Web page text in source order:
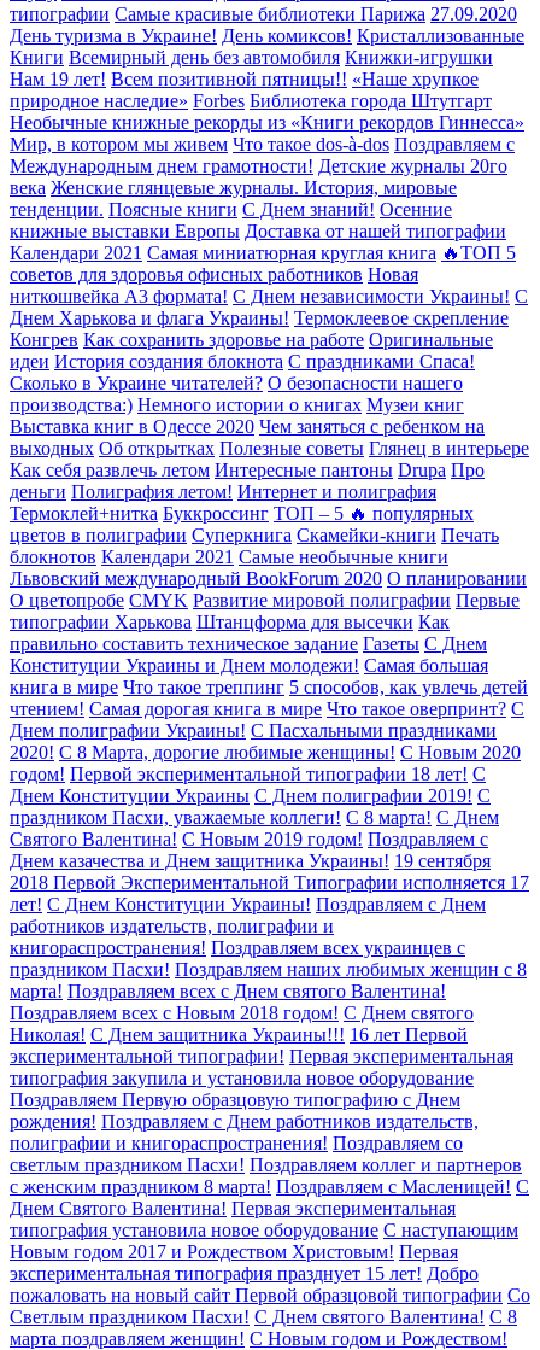
типографии Самые красивые библиотеки Парижа 27.09.2020
День туризма в Украине! День комиксов! Кристаллизованные
Книги Всемирный день без автомобиля Книжки-игрушки
Нам 19 лет! Всем позитивной пятницы!! «Наше хрупкое
природное наследие» Forbes Библиотека города Штутгарт
Необычные книжные рекорды из «Книги рекордов Гиннесса»
Мир, в котором мы живем Что такое dos-à-dos Поздравляем с
Международным днем грамотности! Детские журналы 20го
века Женские глянцевые журналы. История, мировые
тенденции. Поясные книги С Днем знаний! Осенние
книжные выставки Европы Доставка от нашей типографии
Календари 2021 Самая миниатюрная круглая книга 🔥ТОП 5
советов для здоровья офисных работников Новая
ниткошвейка А3 формата! С Днем независимости Украины! С
Днем Харькова и флага Украины! Термоклеевое скрепление
Конгрев Как сохранить здоровье на работе Оригинальные
идеи История создания блокнота С праздниками Спаса!
Сколько в Украине читателей? О безопасности нашего
производства:) Немного истории о книгах Музеи книг
Выставка книг в Одессе 2020 Чем заняться с ребенком на
выходных Об открытках Полезные советы Глянец в интерьере
Как себя развлечь летом Интересные пантоны Drupa Про
деньги Полиграфия летом! Интернет и полиграфия
Термоклей+нитка Буккроссинг ТОП – 5 🔥 популярных
цветов в полиграфии Суперкнига Скамейки-книги Печать
блокнотов Календари 2021 Самые необычные книги
Львовский международный BookForum 2020 О планировании
О цветопробе CMYK Развитие мировой полиграфии Первые
типографии Харькова Штанцформа для высечки Как
правильно составить техническое задание Газеты С Днем
Конституции Украины и Днем молодежи! Самая большая
книга в мире Что такое треппинг 5 способов, как увлечь детей
чтением! Самая дорогая книга в мире Что такое оверпринт? С
Днем полиграфии Украины! С Пасхальными праздниками
2020! C 8 Марта, дорогие любимые женщины! С Новым 2020
годом! Первой экспериментальной типографии 18 лет! С
Днем Конституции Украины С Днем полиграфии 2019! С
праздником Пасхи, уважаемые коллеги! С 8 марта! С Днем
Святого Валентина! С Новым 2019 годом! Поздравляем с
Днем казачества и Днем защитника Украины! 19 сентября
2018 Первой Экспериментальной Типографии исполняется 17
лет! С Днем Конституции Украины! Поздравляем с Днем
работников издательств, полиграфии и
книгораспространения! Поздравляем всех украинцев с
праздником Пасхи! Поздравляем наших любимых женщин с 8
марта! Поздравляем всех с Днем святого Валентина!
Поздравляем всех с Новым 2018 годом! С Днем святого
Николая! С Днем защитника Украины!!! 16 лет Первой
экспериментальной типографии! Первая экспериментальная
типография закупила и установила новое оборудование
Поздравляем Первую образцовую типографию с Днем
рождения! Поздравляем с Днем работников издательств,
полиграфии и книгораспространения! Поздравляем со
светлым праздником Пасхи! Поздравляем коллег и партнеров
с женским праздником 8 марта! Поздравляем с Масленицей! С
Днем Святого Валентина! Первая экспериментальная
типография установила новое оборудование С наступающим
Новым годом 2017 и Рождеством Христовым! Первая
экспериментальная типография празднует 15 лет! Добро
пожаловать на новый сайт Первой образцовой типографии Со
Светлым праздником Пасхи! С Днем святого Валентина! C 8
марта поздравляем женщин! C Новым годом и Рождеством!